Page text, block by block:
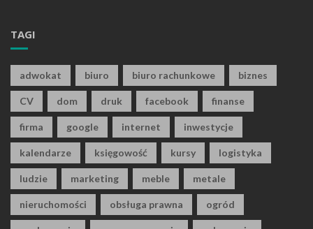
TAGI
adwokat biuro biuro rachunkowe biznes
CV dom druk facebook finanse
firma google internet inwestycje
kalendarze księgowość kursy logistyka
ludzie marketing meble metale
nieruchomości obsługa prawna ogród